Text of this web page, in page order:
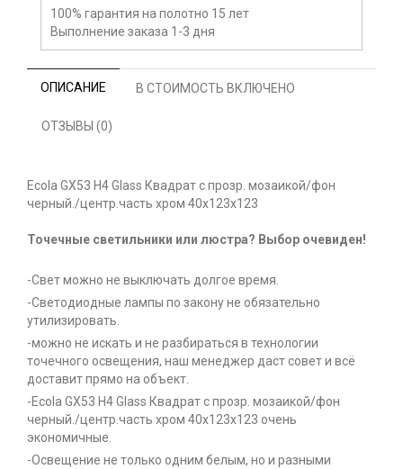
100% гарантия на полотно 15 лет
Выполнение заказа 1-3 дня
ОПИСАНИЕ В СТОИМОСТЬ ВКЛЮЧЕНО
ОТЗЫВЫ (0)
Ecola GX53 H4 Glass Квадрат с прозр. мозаикой/фон
черный./центр.часть хром 40x123x123
Точечные светильники или люстра? Выбор очевиден!
-Свет можно не выключать долгое время.
-Светодиодные лампы по закону не обязательно
утилизировать.
-можно не искать и не разбираться в технологии
точечного освещения, наш менеджер даст совет и всё
доставит прямо на объект.
-Ecola GX53 H4 Glass Квадрат с прозр. мозаикой/фон
черный./центр.часть хром 40x123x123 очень
экономичные.
-Освещение не только одним белым, но и разными